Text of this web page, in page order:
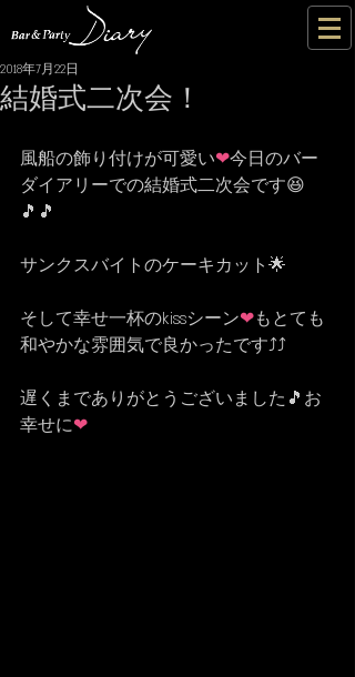
結婚式二次会！
2018年7月22日
風船の飾り付けが可愛い❤今日のバー
ダイアリーでの結婚式二次会です😆
🎵🎵
サンクスバイトのケーキカット🌟
そして幸せ一杯のkissシーン❤もとても
和やかな雰囲気で良かったです⤴⤴
遅くまでありがとうございました🎵お
幸せに❤